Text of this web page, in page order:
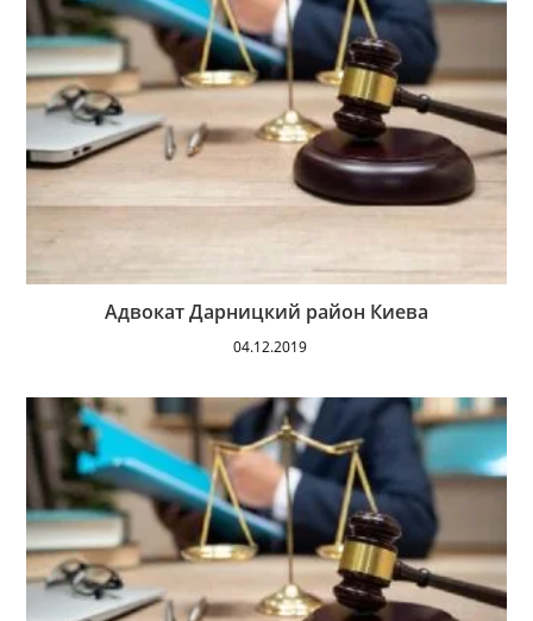
Адвокат Дарницкий район Киева
04.12.2019